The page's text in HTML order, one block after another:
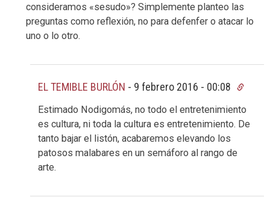
consideramos «sesudo»? Simplemente planteo las
preguntas como reflexión, no para defenfer o atacar lo
uno o lo otro.
EL TEMIBLE BURLÓN - 9 febrero 2016 - 00:08
Estimado Nodigomás, no todo el entretenimiento
es cultura, ni toda la cultura es entretenimiento. De
tanto bajar el listón, acabaremos elevando los
patosos malabares en un semáforo al rango de
arte.